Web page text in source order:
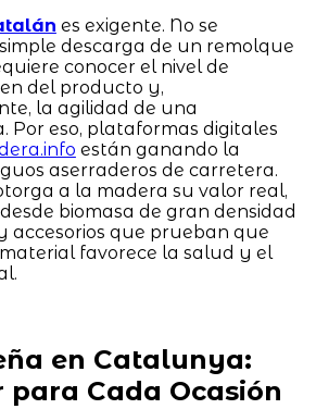
es exigente. No se
descarga de un remolque
conocer el nivel de
del producto y,
la agilidad de una
Por eso, plataformas digitales
están ganando la
aserraderos de carretera.
a la madera su valor real,
biomasa de gran densidad
accesorios que prueban que
favorece la salud y el
en Catalunya:
para Cada Ocasión